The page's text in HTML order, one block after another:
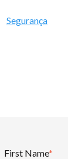
Segurança
First Name*